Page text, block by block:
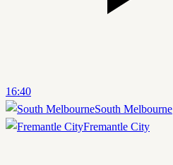
16:40
South Melbourne
Fremantle City